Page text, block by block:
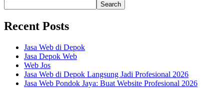
Search
Recent Posts
Jasa Web di Depok
Jasa Depok Web
Web Jos
Jasa Web di Depok Langsung Jadi Profesional 2026
Jasa Web Pondok Jaya: Buat Website Profesional 2026